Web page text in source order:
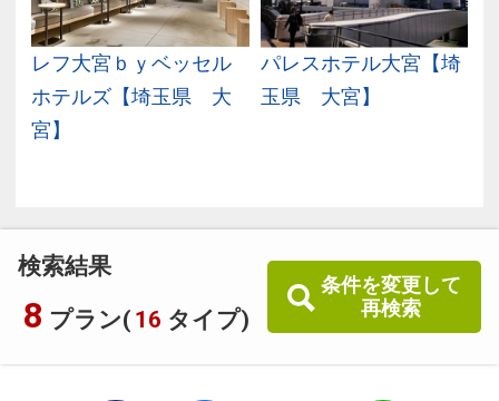
検索結果
8 プラン( 16 タイプ)
条件を変更して
再検索
レフ大宮ｂｙベッセル
ホテルズ【埼玉県 大
宮】
パレスホテル大宮【埼
玉県 大宮】